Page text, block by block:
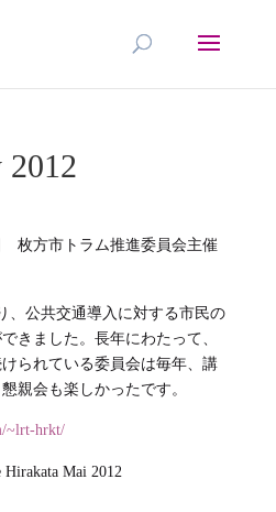
2012
枚方市トラム推進委員会主催
、公共交通導入に対する市民の
きました。長年にわたって、
られている委員会は毎年、講
親会も楽しかったです。
~lrt-hrkt/
Hirakata Mai 2012